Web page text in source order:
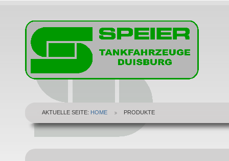
AKTUELLE SEITE: HOME PRODUKTE